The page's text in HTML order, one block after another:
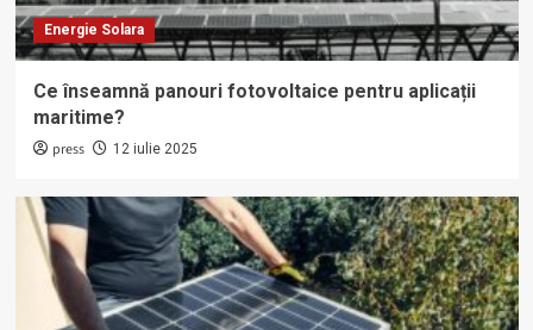
Energie Solara
Ce înseamnă panouri fotovoltaice pentru aplicații
maritime?
press 12 iulie 2025